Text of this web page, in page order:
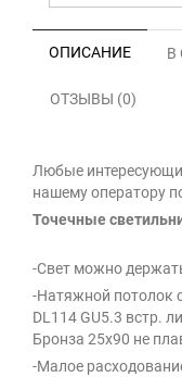
ОПИСАНИЕ В
ОТЗЫВЫ (0)
Любые
нашему оператору
Точечные
-Свет можно
-Натяжной потолок
DL114 GU5.3 встр.
Бронза 25х90 не
-Малое